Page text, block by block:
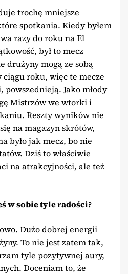
trochę mniejsze
spotkania. Kiedy byłem
razy do roku na El
był to mecz
drużyny mogą ze sobą
ciągu roku, więc te mecze
Jako młody
Mistrzów we wtorki i
Reszty wyników nie
na magazyn skrótów,
było jak mecz, bo nie
Dziś to właściwie
na atrakcyjności, ale też
w sobie tyle radości?
Dużo dobrej energii
To nie jest zatem tak,
tyle pozytywnej aury,
Doceniam to, że